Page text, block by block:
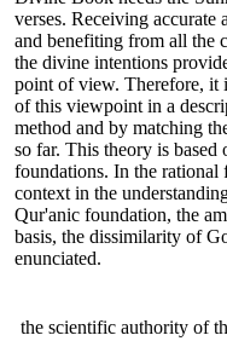
verses. Receiving accurate
and benefiting from all the
the divine intentions
point of view. Therefore, it
of this viewpoint in a
method and by matching
so far. This theory is
foundations. In the rational
context in the
Qur'anic foundation, the
basis, the dissimilarity of
enunciated.
the scientific authority of